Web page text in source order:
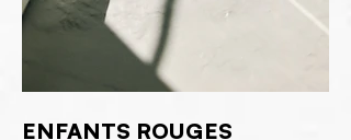
ENFANTS ROUGES